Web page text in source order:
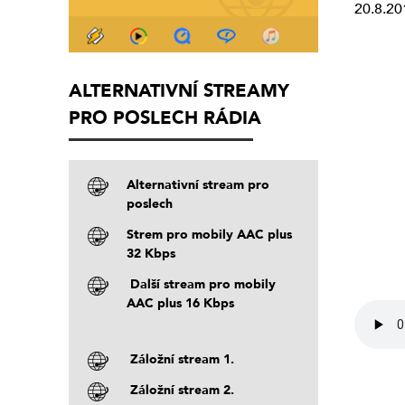
ALTERNATIVNÍ STREAMY
PRO POSLECH RÁDIA
Alternativní stream pro
poslech
Strem pro mobily AAC plus
32 Kbps
Další stream pro mobily
AAC plus 16 Kbps
Záložní stream 1.
Záložní stream 2.